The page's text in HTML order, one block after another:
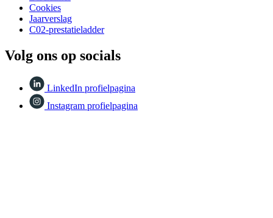
Cookies
Jaarverslag
C02-prestatieladder
Volg ons op socials
LinkedIn profielpagina
Instagram profielpagina